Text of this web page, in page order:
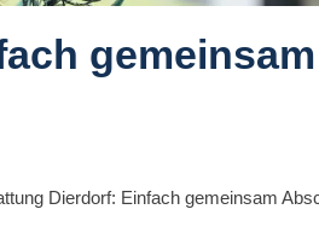
gemeinsam
Dierdorf: Einfach gemeinsam